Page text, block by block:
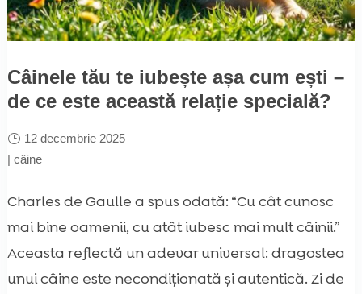
Câinele tău te iubește așa cum ești –
de ce este această relație specială?
12 decembrie 2025
| câine
Charles de Gaulle a spus odată: “Cu cât cunosc
mai bine oamenii, cu atât iubesc mai mult câinii.”
Aceasta reflectă un adevar universal: dragostea
unui câine este necondiționată și autentică. Zi de